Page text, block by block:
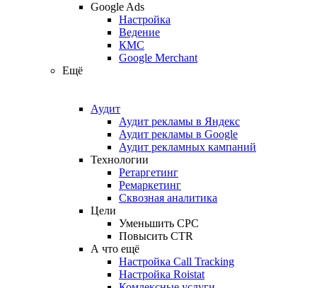
Google Ads
Настройка
Ведение
КМС
Google Merchant
Ещё
Аудит
Аудит рекламы в Яндекс
Аудит рекламы в Google
Аудит рекламных кампаний
Технологии
Ретаргетинг
Ремаркетинг
Сквозная аналитика
Цели
Уменьшить CPC
Повысить CTR
А что ещё
Настройка Call Tracking
Настройка Roistat